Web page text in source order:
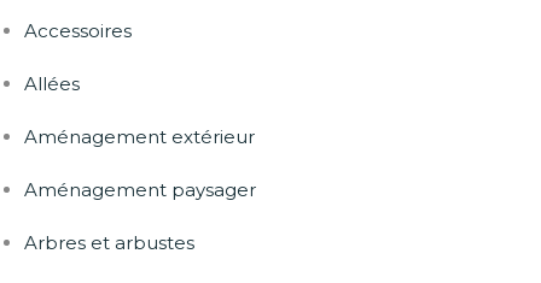
Accessoires
Allées
Aménagement extérieur
Aménagement paysager
Arbres et arbustes